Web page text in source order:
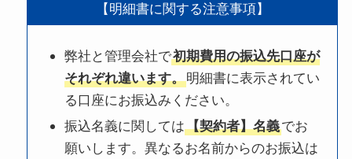
【明細書に関する注意事項】
弊社と管理会社で初期費用の振込先口座が
それぞれ違います。明細書に表示されてい
る口座にお振込みください。
振込名義に関しては【契約者】名義でお
願いします。異なるお名前からのお振込は